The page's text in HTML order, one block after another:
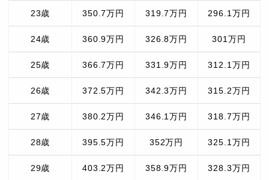
23歳 350.7万円 319.7万円 296.1万円
24歳 360.9万円 326.8万円 301万円
25歳 366.7万円 331.9万円 312.1万円
26歳 372.5万円 342.3万円 315.2万円
27歳 380.2万円 346.1万円 318.7万円
28歳 395.5万円 352万円 325.1万円
29歳 403.2万円 358.9万円 328.3万円